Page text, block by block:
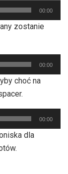
00:00
zostanie
00:00
choć na
00:00
dla